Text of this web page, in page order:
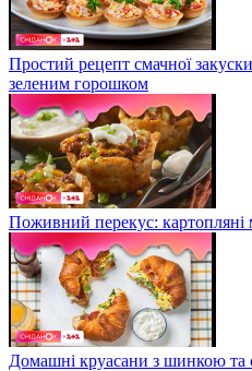
Простий рецепт смачної
зеленим горошком
Поживний перекус:
Домашні круасани з шинкою та